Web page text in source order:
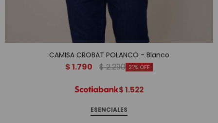
CAMISA CROBAT POLANCO - Blanco
$1.790 $2.290 21
$1.522
ESENCIALES